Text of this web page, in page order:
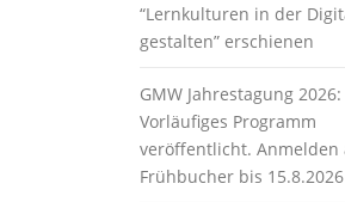
“Lernkulturen in der
gestalten” erschienen
GMW Jahrestagung 2026:
Vorläufiges Programm
veröffentlicht. Anmelden
Frühbucher bis 15.8.2026